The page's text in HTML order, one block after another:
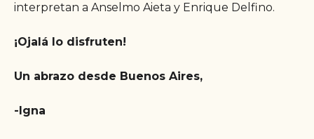
interpretan a Anselmo Aieta y Enrique Delfino.
¡Ojalá lo disfruten!
Un abrazo desde Buenos Aires,
-Igna